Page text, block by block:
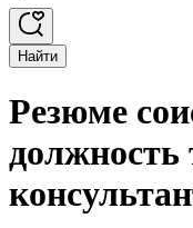
Найти
Резюме
должность